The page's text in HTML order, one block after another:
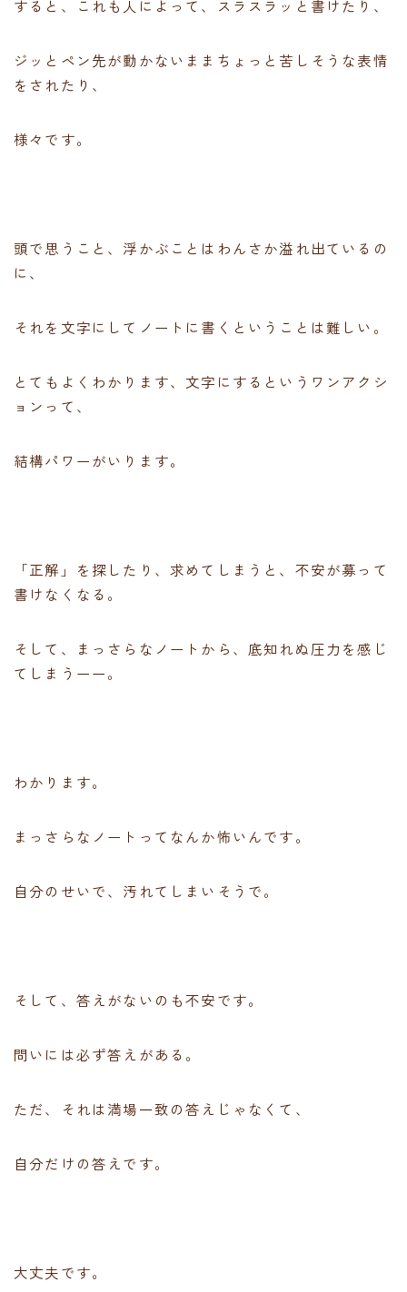
すると、これも人によって、スラスラッと書けたり、
ジッとペン先が動かないままちょっと苦しそうな表情
をされたり、
様々です。
頭で思うこと、浮かぶことはわんさか溢れ出ているの
に、
それを文字にしてノートに書くということは難しい。
とてもよくわかります、文字にするというワンアクシ
ョンって、
結構パワーがいります。
「正解」を探したり、求めてしまうと、不安が募って
書けなくなる。
そして、まっさらなノートから、底知れぬ圧力を感じ
てしまうーー。
わかります。
まっさらなノートってなんか怖いんです。
自分のせいで、汚れてしまいそうで。
そして、答えがないのも不安です。
問いには必ず答えがある。
ただ、それは満場一致の答えじゃなくて、
自分だけの答えです。
大丈夫です。